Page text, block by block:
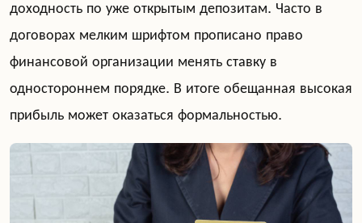
доходность по уже открытым депозитам. Часто в
договорах мелким шрифтом прописано право
финансовой организации менять ставку в
одностороннем порядке. В итоге обещанная высокая
прибыль может оказаться формальностью.